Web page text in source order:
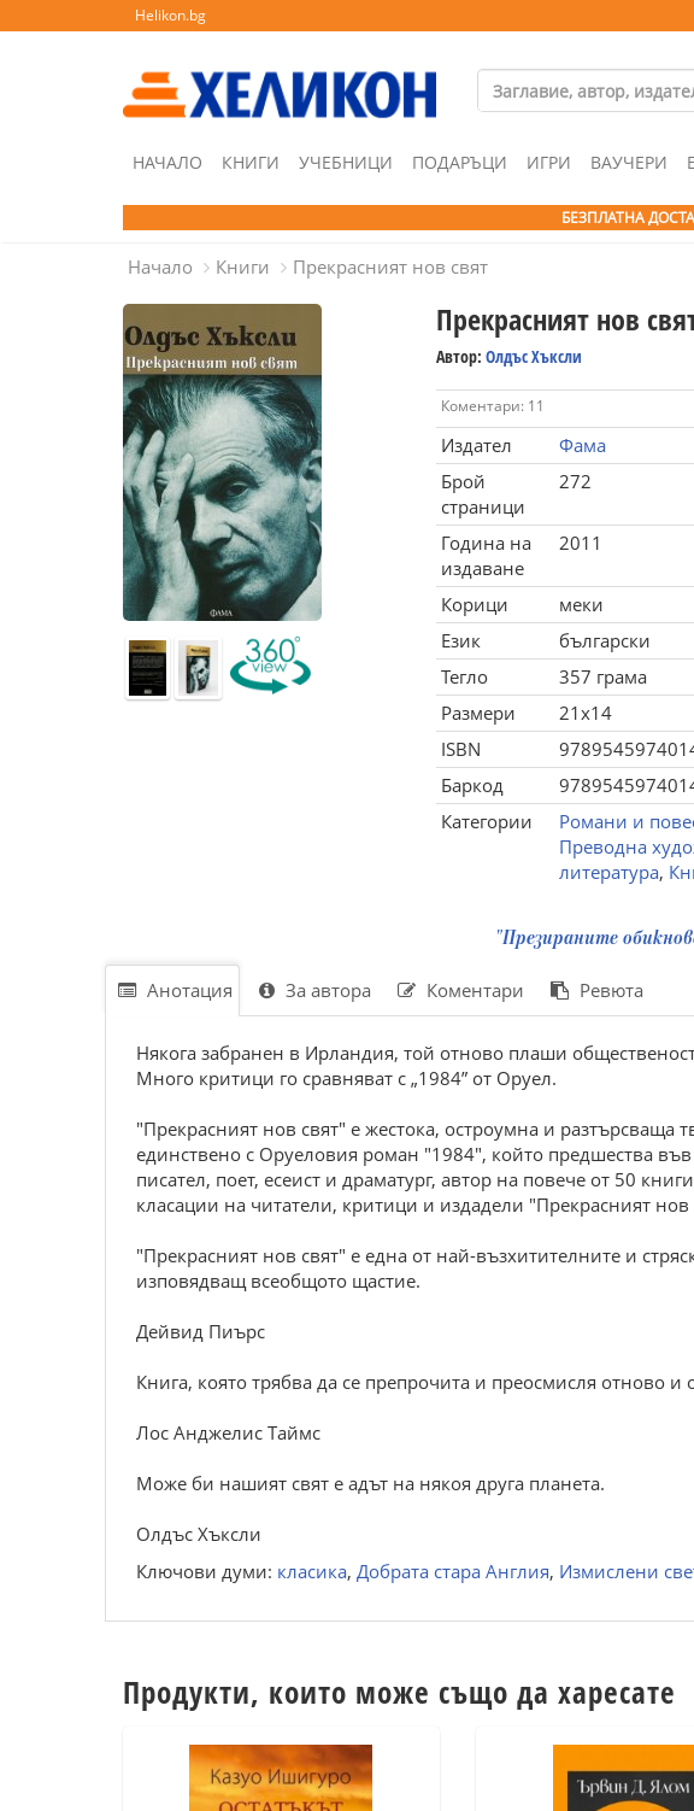
Helikon.bg
НАЧАЛО КНИГИ УЧЕБНИЦИ ПОДАРЪЦИ ИГРИ ВАУЧЕРИ
БЕЗПЛАТНА
Начало Книги Прекрасният нов свят
Прекрасният нов
Автор: Олдъс Хъксли
Коментари: 11
Издател
Фама
Брой
страници
272
Година на
издаване
2011
Корици
меки
Език
български
Тегло
357 грама
Размери
21x14
ISBN
Баркод
Категории
Романи и
Преводна
литература,
"Презираните
Анотация За автора Коментари Ревюта
Някога забранен в Ирландия, той отново плаши
Много критици го сравняват с „1984” от Оруел.
"Прекрасният нов свят" е жестока, остроумна и
единствено с Оруеловия роман "1984", който предшества
писател, поет, есеист и драматург, автор на повече от 50
класации на читатели, критици и издадели "Прекрасният
"Прекрасният нов свят" е една от най-възхитителните и
изповядващ всеобщото щастие.
Дейвид Пиърс
Книга, която трябва да се препрочита и преосмисля отново и
Лос Анджелис Таймс
Може би нашият свят е адът на някоя друга планета.
Олдъс Хъксли
Ключови думи: класика, Добрата стара Англия, Измислени
Продукти, които може също да харесате